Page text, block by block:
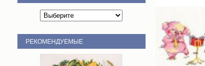
РЕКОМЕНДУЕМЫЕ